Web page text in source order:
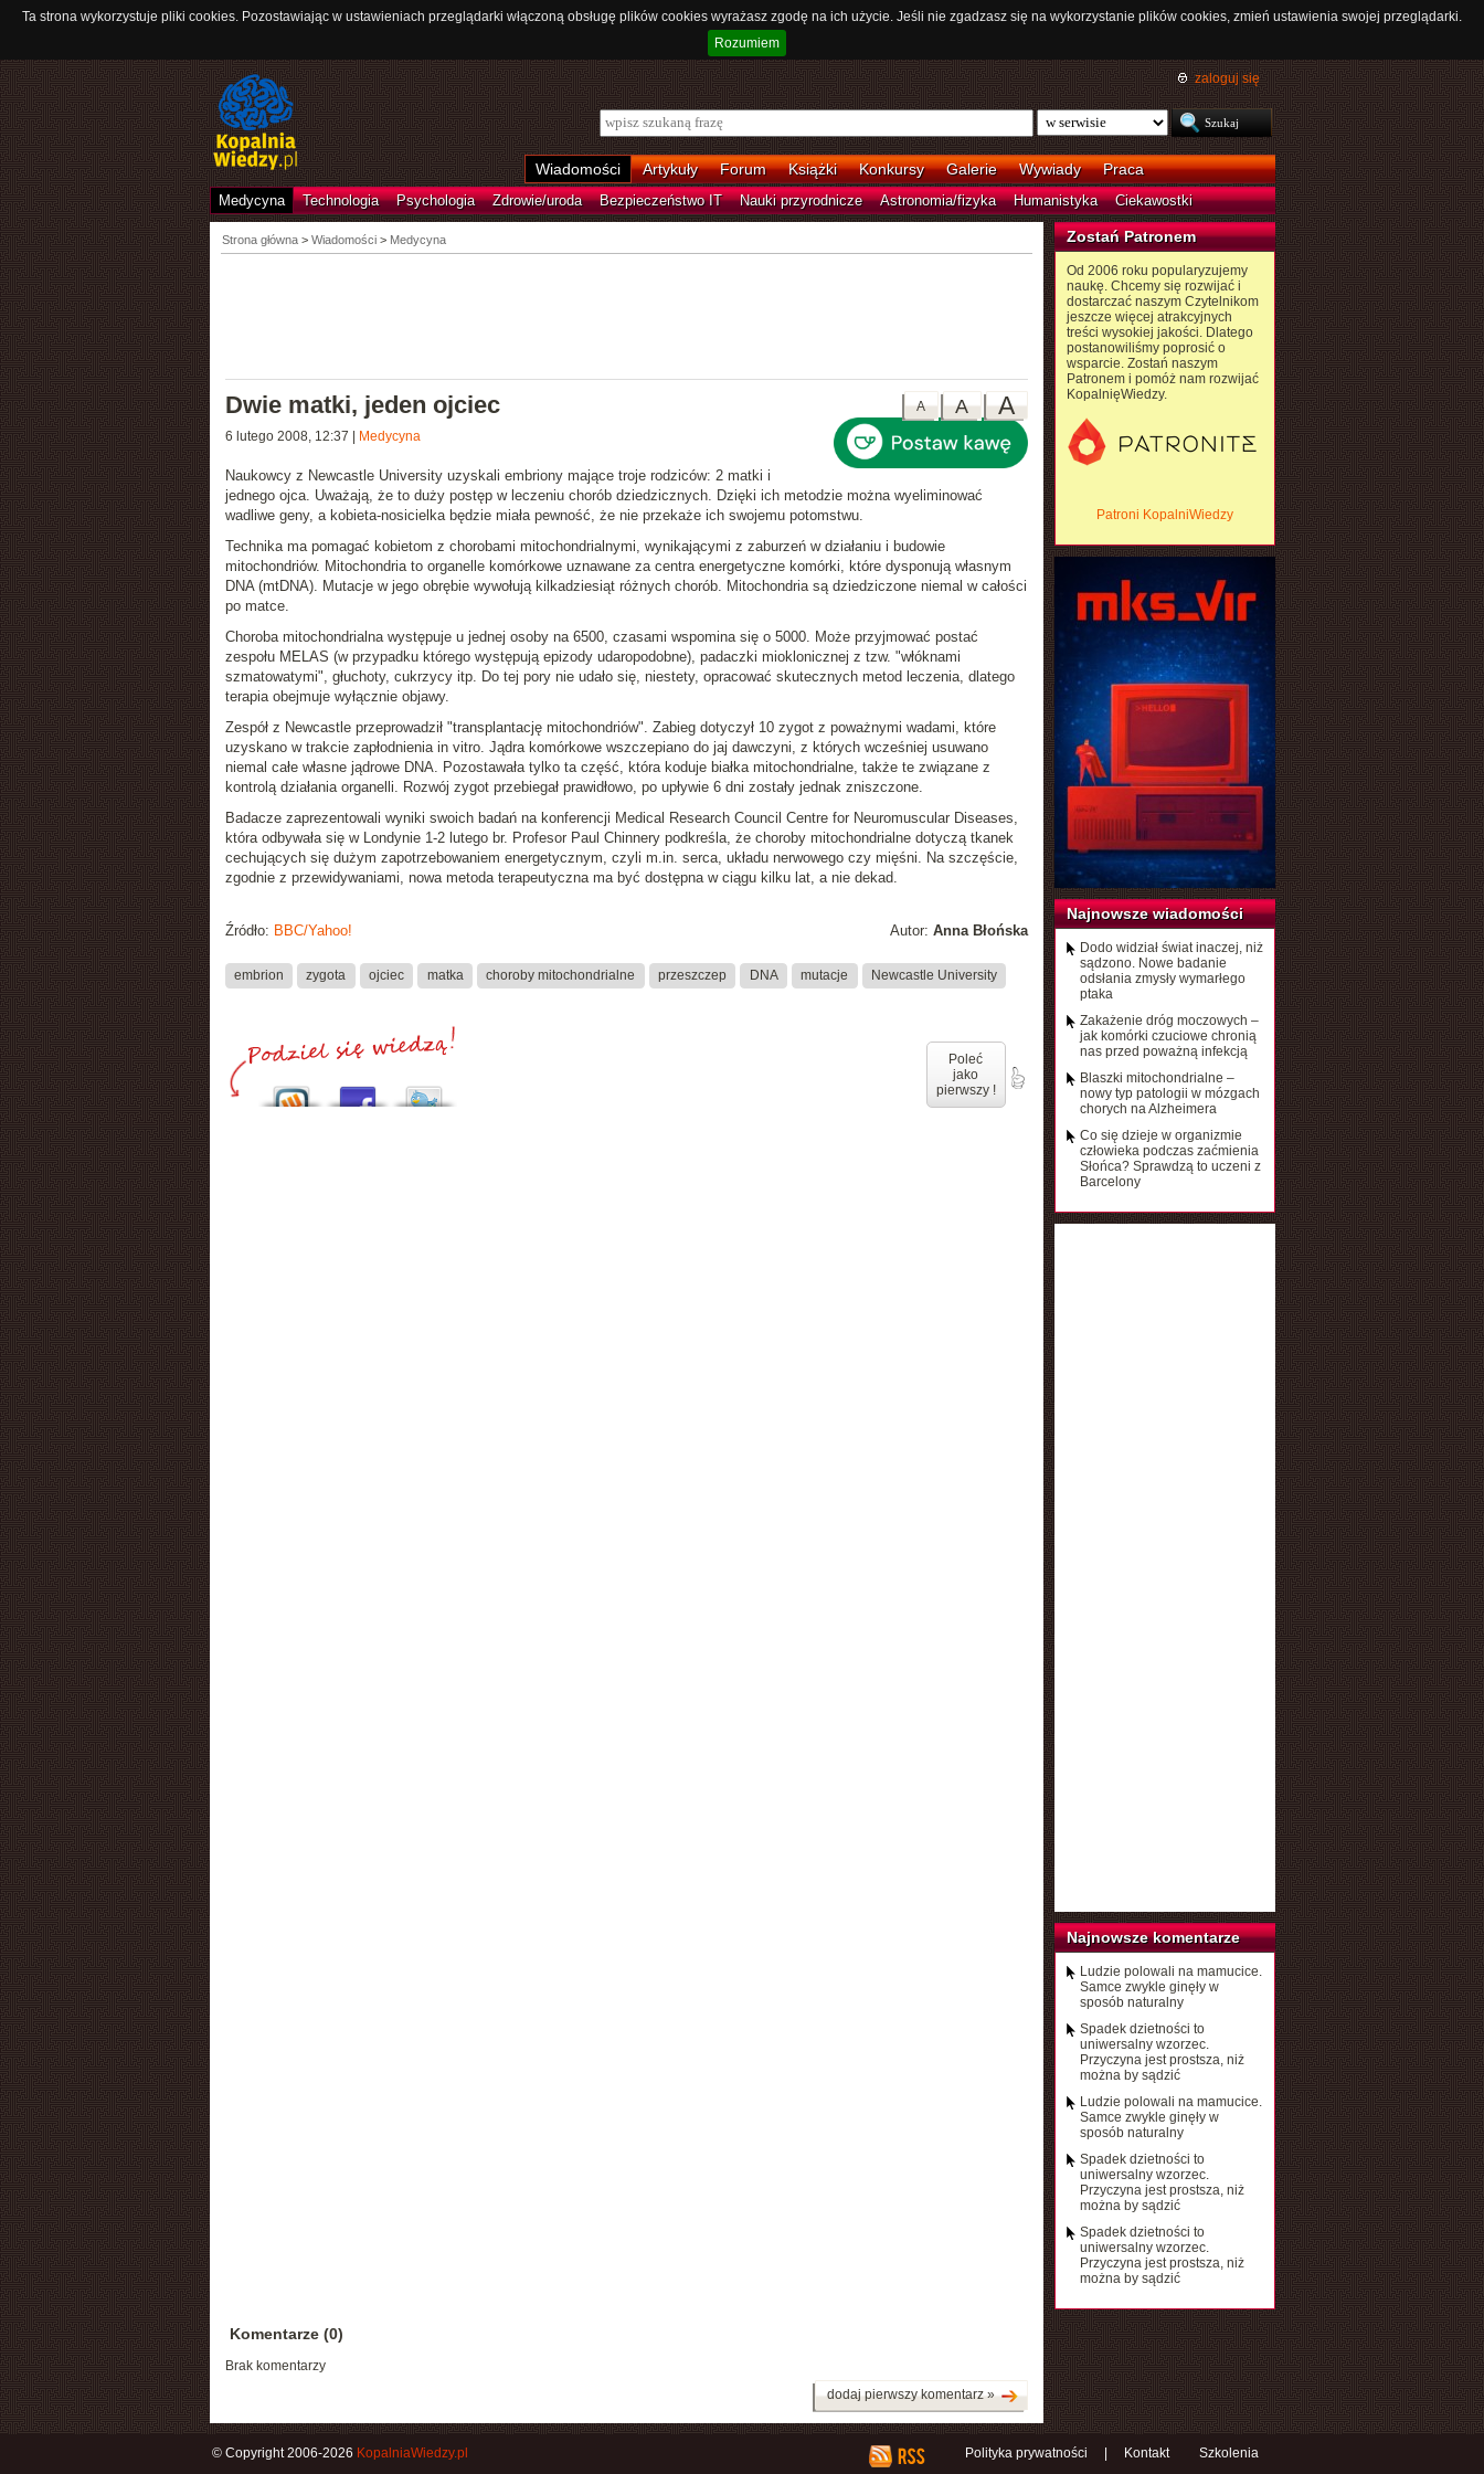
Ta strona wykorzystuje pliki cookies. Pozostawiając w ustawieniach przeglądarki włączoną obsługę plików cookies wyrażasz zgodę na ich użycie. Jeśli nie zgadzasz się na wykorzystanie plików cookies, zmień ustawienia swojej przeglądarki.
Rozumiem
zaloguj się
Wiadomości Artykuły Forum Książki Konkursy Galerie Wywiady Praca
Medycyna Technologia Psychologia Zdrowie/uroda Bezpieczeństwo IT Nauki przyrodnicze Astronomia/fizyka Humanistyka Ciekawostki
Strona główna> Wiadomości > Medycyna
A
A
A
Dwie matki, jeden ojciec
6 lutego 2008, 12:37 Medycyna
Naukowcy z Newcastle University uzyskali embriony mające troje rodziców: 2 matki i
jednego ojca. Uważają, że to duży postęp w leczeniu chorób dziedzicznych. Dzięki ich metodzie można wyeliminować
wadliwe geny, a kobieta-nosicielka będzie miała pewność, że nie przekaże ich swojemu potomstwu.
Technika ma pomagać kobietom z chorobami mitochondrialnymi, wynikającymi z zaburzeń w działaniu i budowie
mitochondriów. Mitochondria to organelle komórkowe uznawane za centra energetyczne komórki, które dysponują własnym
DNA (mtDNA). Mutacje w jego obrębie wywołują kilkadziesiąt różnych chorób. Mitochondria są dziedziczone niemal w całości
po matce.
Choroba mitochondrialna występuje u jednej osoby na 6500, czasami wspomina się o 5000. Może przyjmować postać
zespołu MELAS (w przypadku którego występują epizody udaropodobne), padaczki mioklonicznej z tzw. "włóknami
szmatowatymi", głuchoty, cukrzycy itp. Do tej pory nie udało się, niestety, opracować skutecznych metod leczenia, dlatego
terapia obejmuje wyłącznie objawy.
Zespół z Newcastle przeprowadził "transplantację mitochondriów". Zabieg dotyczył 10 zygot z poważnymi wadami, które
uzyskano w trakcie zapłodnienia in vitro. Jądra komórkowe wszczepiano do jaj dawczyni, z których wcześniej usuwano
niemal całe własne jądrowe DNA. Pozostawała tylko ta część, która koduje białka mitochondrialne, także te związane z
kontrolą działania organelli. Rozwój zygot przebiegał prawidłowo, po upływie 6 dni zostały jednak zniszczone.
Badacze zaprezentowali wyniki swoich badań na konferencji Medical Research Council Centre for Neuromuscular Diseases,
która odbywała się w Londynie 1-2 lutego br. Profesor Paul Chinnerypodkreśla, że choroby mitochondrialne dotyczą tkanek
cechujących się dużym zapotrzebowaniem energetycznym, czyli m.in. serca, układu nerwowego czy mięśni. Na szczęście,
zgodnie z przewidywaniami, nowa metoda terapeutyczna ma być dostępna w ciągu kilku lat, a nie dekad.
Autor: Anna Błońska
Źródło: BBC/Yahoo!
embrion zygota ojciec matka choroby mitochondrialne przeszczep DNA mutacje Newcastle University
Poleć
jako
pierwszy !
Komentarze (0)
Brak komentarzy
dodaj pierwszy komentarz »
Zostań Patronem
Od 2006 roku popularyzujemy
naukę. Chcemy się rozwijać i
dostarczać naszym Czytelnikom
jeszcze więcej atrakcyjnych
treści wysokiej jakości. Dlatego
postanowiliśmy poprosić o
wsparcie. Zostań naszym
Patronem i pomóż nam rozwijać
KopalnięWiedzy.
Patroni KopalniWiedzy
Najnowsze wiadomości
Dodo widział świat inaczej, niż
sądzono. Nowe badanie
odsłania zmysły wymarłego
ptaka
Zakażenie dróg moczowych –
jak komórki czuciowe chronią
nas przed poważną infekcją
Blaszki mitochondrialne –
nowy typ patologii w mózgach
chorych na Alzheimera
Co się dzieje w organizmie
człowieka podczas zaćmienia
Słońca? Sprawdzą to uczeni z
Barcelony
Najnowsze komentarze
Ludzie polowali na mamucice.
Samce zwykle ginęły w
sposób naturalny
Spadek dzietności to
uniwersalny wzorzec.
Przyczyna jest prostsza, niż
można by sądzić
Ludzie polowali na mamucice.
Samce zwykle ginęły w
sposób naturalny
Spadek dzietności to
uniwersalny wzorzec.
Przyczyna jest prostsza, niż
można by sądzić
Spadek dzietności to
uniwersalny wzorzec.
Przyczyna jest prostsza, niż
można by sądzić
Polityka prywatności Kontakt Szkolenia
© Copyright 2006-2026 KopalniaWiedzy.pl